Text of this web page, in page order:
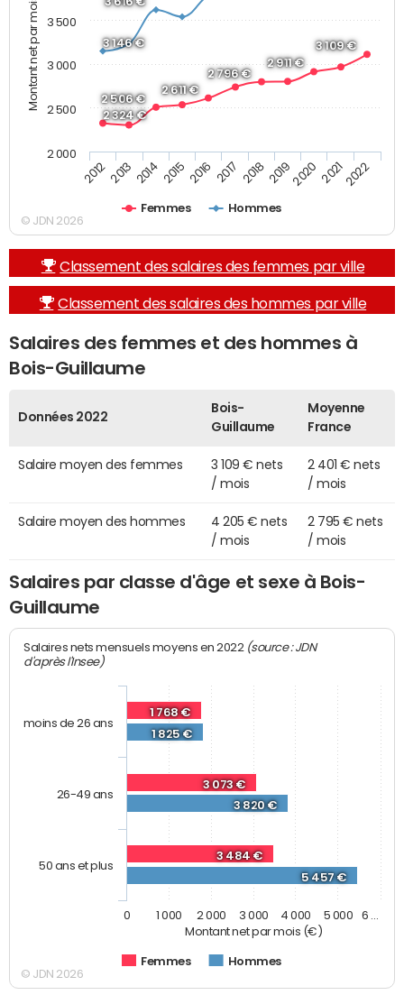
Montant net par mois (€)
2 324 €
2 506 €
2 611 €
2 796 €
2 911 €
3 109 €
3 146 €
Femmes Hommes
2012 2013 2014 2015 2016 2017 2018 20192020 20212022
2 000
2 500
3 000
3 500
© JDN 2026
Classement des salaires des femmes par ville
Classement des salaires des hommes par ville
Salaires des femmes et des hommes à
Bois-Guillaume
Données 2022
Bois-
Guillaume
Moyenne
France
Salaire moyen des femmes
3 109 € nets
/ mois
2 401 € nets
/ mois
Salaire moyen des hommes
4 205 € nets
/ mois
2 795 € nets
/ mois
Salaires par classe d'âge et sexe à Bois-
Guillaume
Montant net par mois (€)
Salaires nets mensuels moyens en 2022 (source : JDN
d'après l'Insee)
1 768 €
3 073 €
3 484 €
1 825 €
3 820 €
5 457 €
Femmes Hommes
moins de 26 ans
26-49 ans
50 ans et plus
0 1 000 2 000 3 000 4 000 5 000 6 …
© JDN 2026